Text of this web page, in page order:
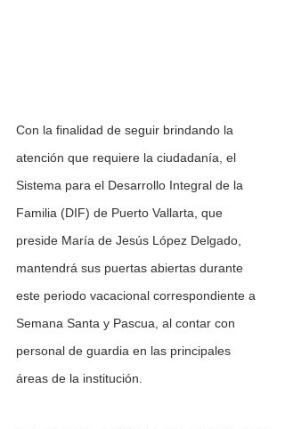
Con la finalidad de seguir brindando la
atención que requiere la ciudadanía, el
Sistema para el Desarrollo Integral de la
Familia (DIF) de Puerto Vallarta, que
preside María de Jesús López Delgado,
mantendrá sus puertas abiertas durante
este periodo vacacional correspondiente a
Semana Santa y Pascua, al contar con
personal de guardia en las principales
áreas de la institución.